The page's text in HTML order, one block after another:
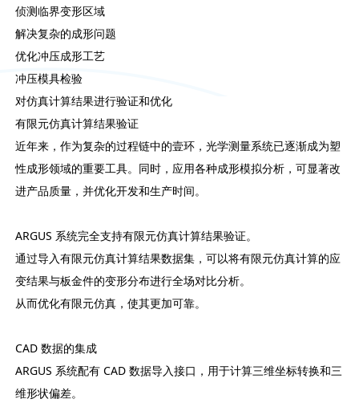
侦测临界变形区域
解决复杂的成形问题
优化冲压成形工艺
冲压模具检验
对仿真计算结果进行验证和优化
有限元仿真计算结果验证
近年来，作为复杂的过程链中的壹环，光学测量系统已逐渐成为塑
性成形领域的重要工具。同时，应用各种成形模拟分析，可显著改
进产品质量，并优化开发和生产时间。
ARGUS 系统完全支持有限元仿真计算结果验证。
通过导入有限元仿真计算结果数据集，可以将有限元仿真计算的应
变结果与板金件的变形分布进行全场对比分析。
从而优化有限元仿真，使其更加可靠。
CAD 数据的集成
ARGUS 系统配有 CAD 数据导入接口，用于计算三维坐标转换和三
维形状偏差。